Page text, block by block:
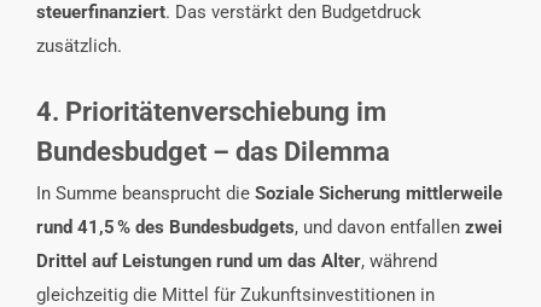
steuerfinanziert. Das verstärkt den Budgetdruck
zusätzlich.
4. Prioritätenverschiebung im
Bundesbudget – das Dilemma
In Summe beansprucht die Soziale Sicherung mittlerweile
rund 41,5% des Bundesbudgets, und davon entfallen zwei
Drittel auf Leistungen rund um das Alter, während
gleichzeitig die Mittel für Zukunftsinvestitionen in